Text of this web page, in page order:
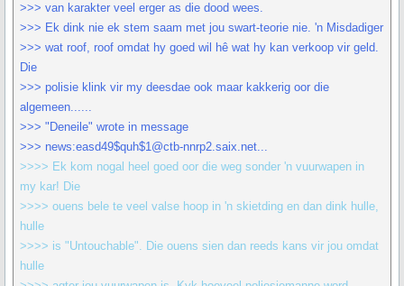
>>> van karakter veel erger as die dood wees.
>>> Ek dink nie ek stem saam met jou swart-teorie nie. 'n Misdadiger
>>> wat roof, roof omdat hy goed wil hê wat hy kan verkoop vir geld.
Die
>>> polisie klink vir my deesdae ook maar kakkerig oor die
algemeen......
>>> "Deneile" wrote in message
>>> news:easd49$quh$1@ctb-nnrp2.saix.net...
>>>> Ek kom nogal heel goed oor die weg sonder 'n vuurwapen in
my kar! Die
>>>> ouens bele te veel valse hoop in 'n skietding en dan dink hulle,
hulle
>>>> is "Untouchable". Die ouens sien dan reeds kans vir jou omdat
hulle